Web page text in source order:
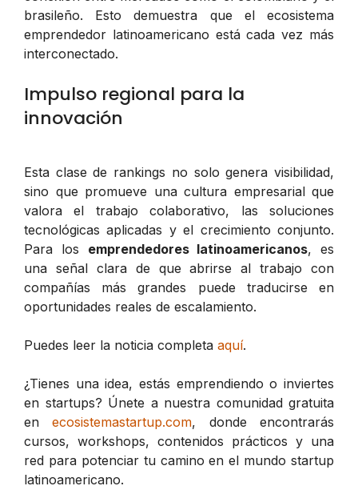
brasileño. Esto demuestra que el ecosistema
emprendedor latinoamericano está cada vez más
interconectado.
Impulso regional para la
innovación
Esta clase de rankings no solo genera visibilidad,
sino que promueve una cultura empresarial que
valora el trabajo colaborativo, las soluciones
tecnológicas aplicadas y el crecimiento conjunto.
Para los emprendedores latinoamericanos, es
una señal clara de que abrirse al trabajo con
compañías más grandes puede traducirse en
oportunidades reales de escalamiento.
Puedes leer la noticia completa aquí.
¿Tienes una idea, estás emprendiendo o inviertes
en startups? Únete a nuestra comunidad gratuita
enecosistemastartup.com, donde encontrarás
cursos, workshops, contenidos prácticos y una
red para potenciar tu camino en el mundo startup
latinoamericano.